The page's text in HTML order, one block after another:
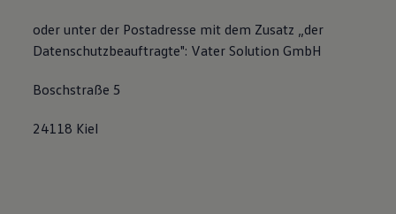
oder unter der Postadresse mit dem Zusatz „der
Datenschutzbeauftragte": Vater Solution GmbH
Boschstraße 5
24118 Kiel